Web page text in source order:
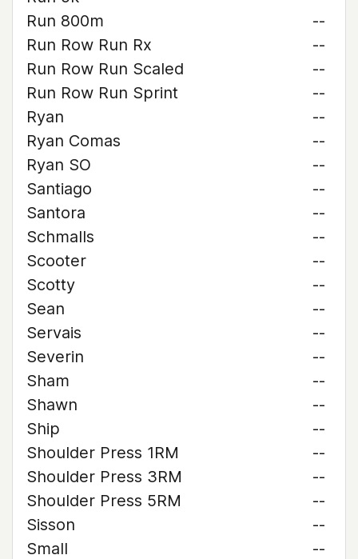
Run 800m
--
Run Row Run Rx
--
Run Row Run Scaled
--
Run Row Run Sprint
--
Ryan
--
Ryan Comas
--
Ryan SO
--
Santiago
--
Santora
--
Schmalls
--
Scooter
--
Scotty
--
Sean
--
Servais
--
Severin
--
Sham
--
Shawn
--
Ship
--
Shoulder Press 1RM
--
Shoulder Press 3RM
--
Shoulder Press 5RM
--
Sisson
--
Small
--